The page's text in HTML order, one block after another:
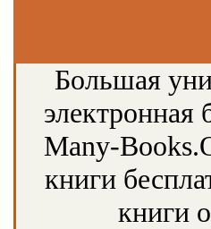
Большая
электронная
Many-
книги
книги